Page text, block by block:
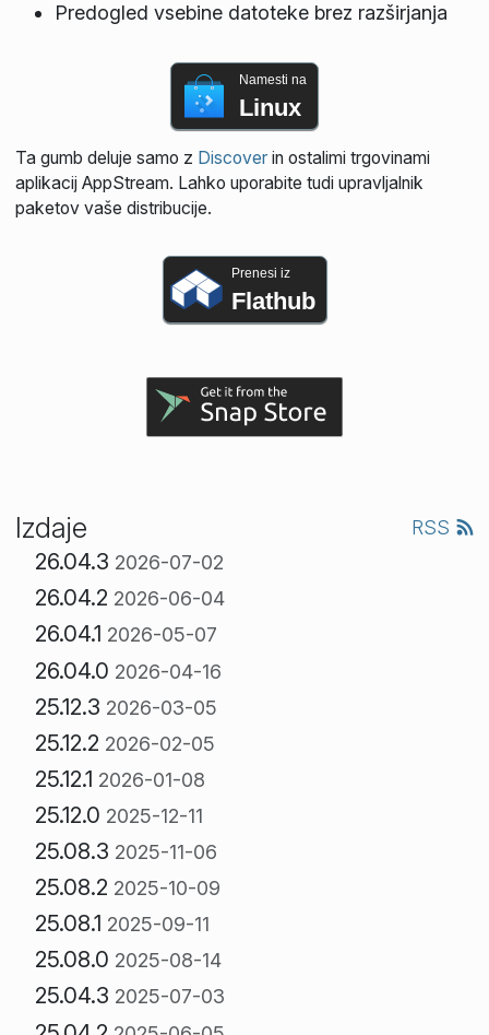
Predogled vsebine datoteke brez razširjanja
Namesti na
Linux
Ta gumb deluje samo z Discoverin ostalimi trgovinami
aplikacij AppStream. Lahko uporabite tudi upravljalnik
paketov vaše distribucije.
Prenesi iz
Flathub
Izdaje RSS
26.04.3 2026-07-02
26.04.2 2026-06-04
26.04.1 2026-05-07
26.04.0 2026-04-16
25.12.3 2026-03-05
25.12.2 2026-02-05
25.12.1 2026-01-08
25.12.0 2025-12-11
25.08.3 2025-11-06
25.08.2 2025-10-09
25.08.1 2025-09-11
25.08.0 2025-08-14
25.04.3 2025-07-03